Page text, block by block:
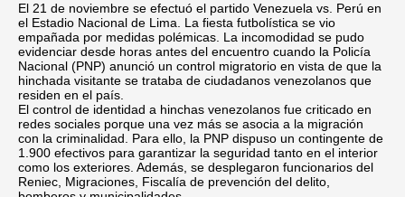
El 21 de noviembre se efectuó el partido Venezuela vs. Perú en
el Estadio Nacional de Lima. La fiesta futbolística se vio
empañada por medidas polémicas. La incomodidad se pudo
evidenciar desde horas antes del encuentro cuando la Policía
Nacional (PNP) anunció un control migratorio en vista de que la
hinchada visitante se trataba de ciudadanos venezolanos que
residen en el país.
El control de identidad a hinchas venezolanos fue criticado en
redes sociales porque una vez más se asocia a la migración
con la criminalidad. Para ello, la PNP dispuso un contingente de
1.900 efectivos para garantizar la seguridad tanto en el interior
como los exteriores. Además, se desplegaron funcionarios del
Reniec, Migraciones, Fiscalía de prevención del delito,